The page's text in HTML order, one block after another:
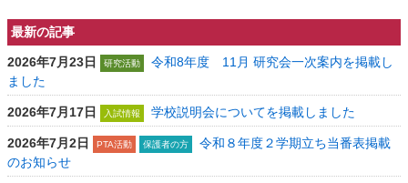
最新の記事
2026年7月23日 研究活動
令和8年度 11月 研究会一次案内を掲載し
ました
2026年7月17日 入試情報 学校説明会についてを掲載しました
2026年7月2日 PTA活動 保護者の方
令和８年度２学期立ち当番表掲載
のお知らせ